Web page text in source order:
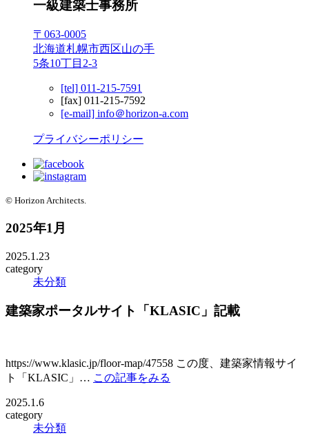
一級建築士事務所
〒063-0005
北海道札幌市西区山の手
5条10丁目2-3
[tel] 011-215-7591
[fax] 011-215-7592
[e-mail] info＠horizon-a.com
プライバシーポリシー
© Horizon Architects.
2025年1月
2025.1.23
category
未分類
建築家ポータルサイト「KLASIC」記載
https://www.klasic.jp/floor-map/47558 この度、建築家情報サイ
ト「KLASIC」… この記事をみる
2025.1.6
category
未分類